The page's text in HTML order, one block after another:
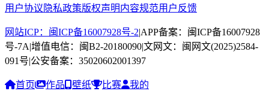
用户协议 隐私政策版权声明内容规范用户反馈
网站ICP：闽ICP备16007928号-2|APP备案：闽ICP备16007928
号-7A|增值电信：闽B2-20180090|文网文：闽网文(2025)2584-
091号|公安备案：35020602001397
首页 作品 壁纸 比赛 我的